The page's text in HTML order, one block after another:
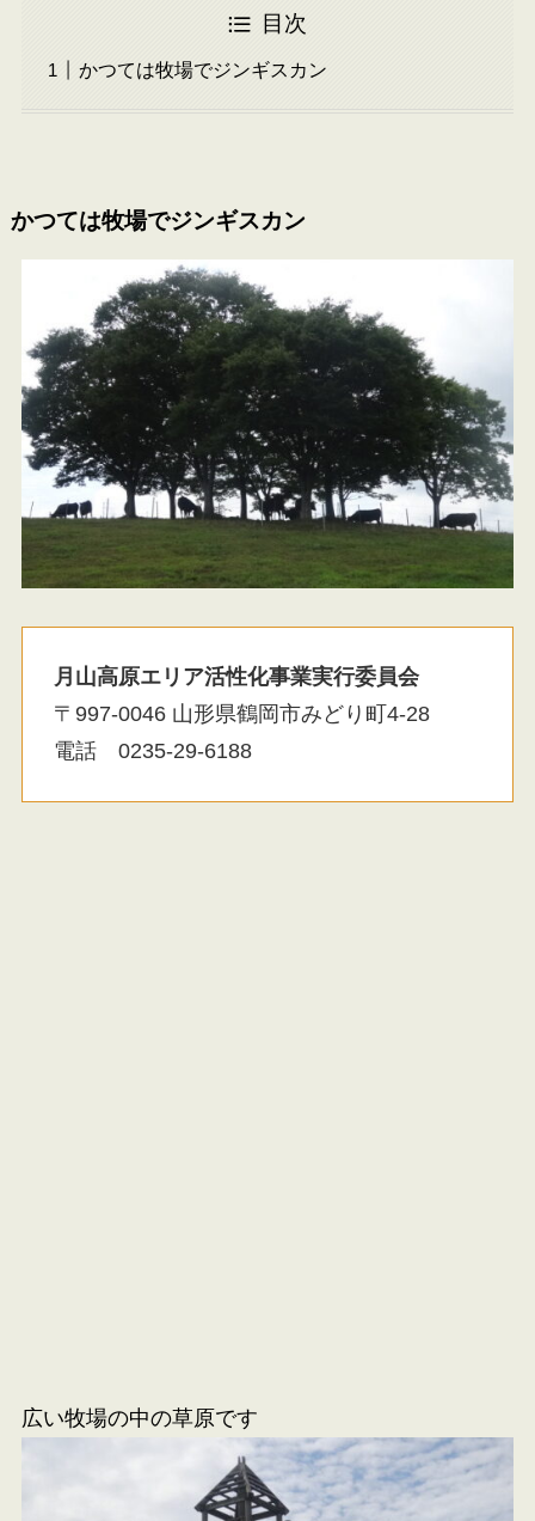
目次
かつては牧場でジンギスカン
かつては牧場でジンギスカン
月山高原エリア活性化事業実行委員会
〒997-0046 山形県鶴岡市みどり町4-28
電話 0235-29-6188
広い牧場の中の草原です